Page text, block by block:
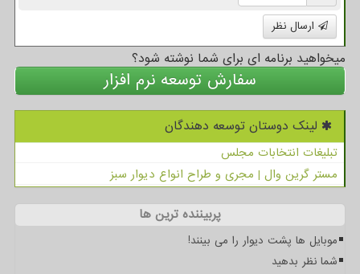
ارسال نظر
میخواهید برنامه ای برای شما نوشته شود؟
سفارش توسعه نرم افزار
لینک دوستان توسعه دهندگان
تبلیغات انتخابات مجلس
مستر گرین وال | مجری و طراح انواع دیوار سبز
پربیننده ترین ها
موبایل ها پشت دیوار را می بینند!
شما نظر بدهید